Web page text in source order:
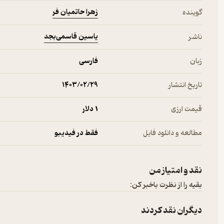
گوینده زهرا حاتمیان فر
ناشر یاسین قاسمی‌بجد
زبان فارسی
تاریخ انتشار ۱۴۰۳/۰۲/۲۹
قیمت ارزی 1 دلار
مطالعه و دانلود فایل فقط در فیدیبو
نقد و امتیاز من
بقیه را از نظرت باخبر کن:
دیگران نقد کردند